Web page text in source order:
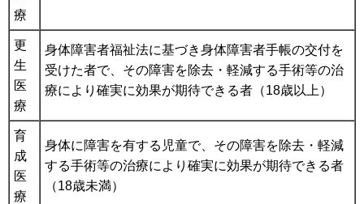
療
更
生
医
療
身体障害者福祉法に基づき身体障害者手帳の交付を
受けた者で、その障害を除去・軽減する手術等の治
療により確実に効果が期待できる者（18歳以上）
育
成
医
療
身体に障害を有する児童で、その障害を除去・軽減
する手術等の治療により確実に効果が期待できる者
（18歳未満）